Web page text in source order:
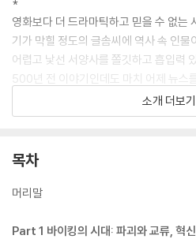
영화보다 더 드라마틱하고 믿을 수 없
기가 막힐 정도의 글솜씨에 역사 속 인
어렵고 낯선 서양사를 쫄깃하고 흡입력
500년 전 이야기인데도 마치 어제 뉴
이런 호응에 힘입어 이번엔 앞 시대의
카까지 종횡무진하며 중세 전기 유럽을
에 무릎을 꿇은 교황, 당대 최고로 뜨거웠
소개 더보기
목차
머리말
Part 1 바이킹의 시대: 파괴와 교류, 혁